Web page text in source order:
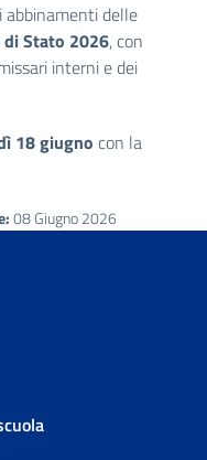
abbinamenti delle
di Stato 2026, con
interni e dei
18 giugno con la
08 Giugno 2026